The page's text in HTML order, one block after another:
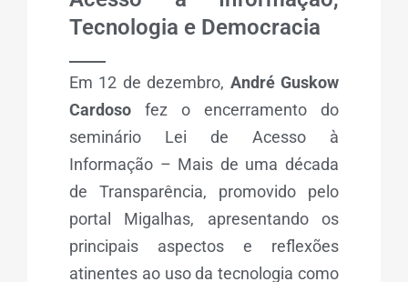
Tecnologia e Democracia
Em 12 de dezembro, André Guskow
Cardoso fez o encerramento do
seminário Lei de Acesso à
Informação – Mais de uma década
de Transparência, promovido pelo
portal Migalhas, apresentando os
principais aspectos e reflexões
atinentes ao uso da tecnologia como